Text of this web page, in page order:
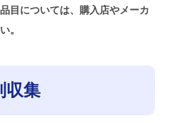
目については、購入店やメーカ
。
収集